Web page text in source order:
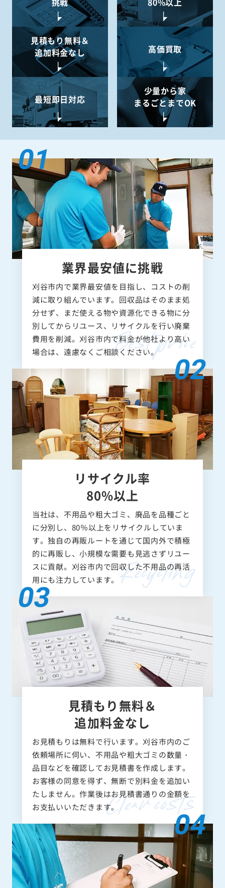
見積もり無料＆
追加料金なし
高価買取
最短即日対応
少量から家
まるごとまでOK
業界最安値に挑戦
刈谷市内で業界最安値を目指し、コストの削
減に取り組んでいます。回収品はそのまま処
分せず、まだ使える物や資源化できる物に分
別してからリユース、リサイクルを行い廃棄
費用を削減。刈谷市内で料金が他社より高い
場合は、遠慮なくご相談ください。
リサイクル率
80%以上
当社は、不用品や粗大ゴミ、廃品を品種ごと
に分別し、80％以上をリサイクルしていま
す。独自の再販ルートを通じて国内外で積極
的に再販し、小規模な需要も見逃さずリユー
スに貢献。刈谷市内で回収した不用品の再活
用にも注力しています。
見積もり無料＆
追加料金なし
お見積もりは無料で行います。刈谷市内のご
依頼場所に伺い、不用品や粗大ゴミの数量・
品目などを確認してお見積書を作成します。
お客様の同意を得ず、無断で別料金を追加い
たしません。作業後はお見積書通りの金額を
お支払いいただきます。